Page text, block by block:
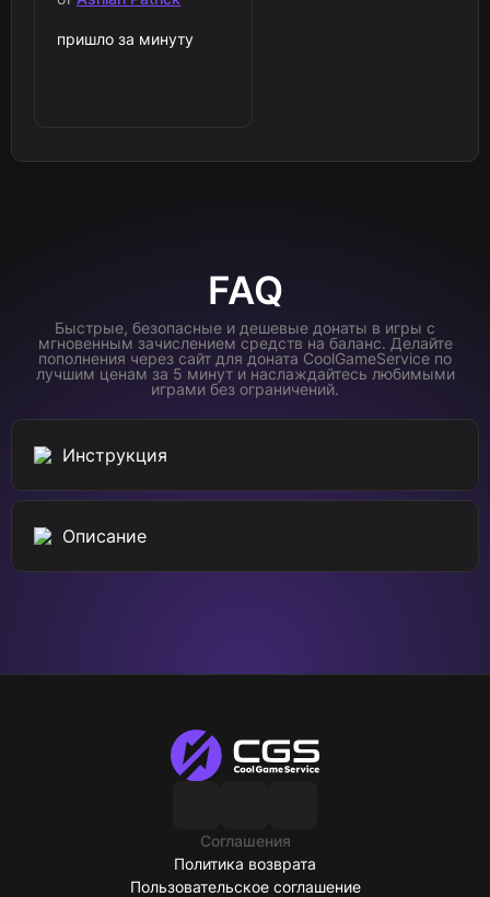
пришло за минуту
FAQ
Быстрые, безопасные и дешевые донаты в игры с
мгновенным зачислением средств на баланс. Делайте
пополнения через сайт для доната CoolGameService по
лучшим ценам за 5 минут и наслаждайтесь любимыми
играми без ограничений.
Инструкция
Описание
Соглашения
Политика возврата
Пользовательское соглашение